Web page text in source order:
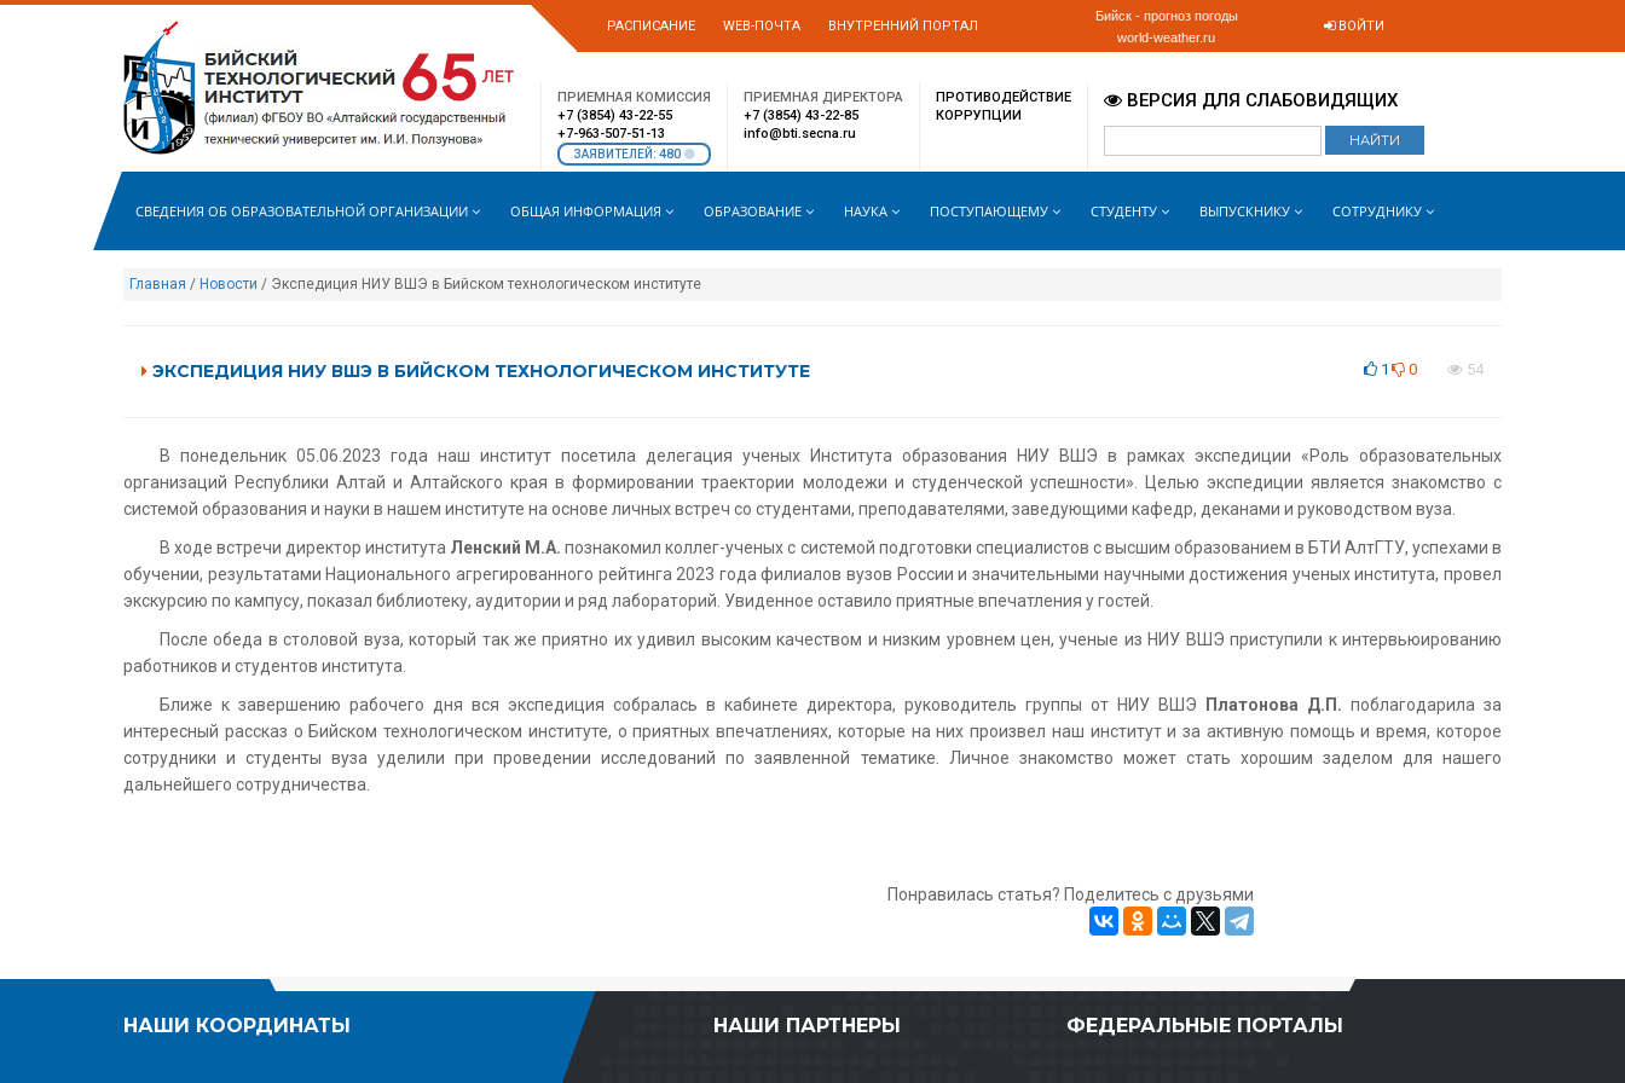
РАСПИСАНИЕ WEB-ПОЧТА ВНУТРЕННИЙ ПОРТАЛ
Бийск - прогноз погоды
world-weather.ru
ВОЙТИ
ПРИЕМНАЯ КОМИССИЯ
+7 (3854) 43-22-55
+7-963-507-51-13
ЗАЯВИТЕЛЕЙ: 480
ПРИЕМНАЯ ДИРЕКТОРА
+7 (3854) 43-22-85
info@bti.secna.ru
ПРОТИВОДЕЙСТВИЕ
КОРРУПЦИИ
ВЕРСИЯ ДЛЯ СЛАБОВИДЯЩИХ
СВЕДЕНИЯ ОБ ОБРАЗОВАТЕЛЬНОЙ ОРГАНИЗАЦИИ ОБЩАЯ ИНФОРМАЦИЯ ОБРАЗОВАНИЕ НАУКА ПОСТУПАЮЩЕМУ СТУДЕНТУ ВЫПУСКНИКУ СОТРУДНИКУ
Главная / Новости / Экспедиция НИУ ВШЭ в Бийском технологическом институте
ЭКСПЕДИЦИЯ НИУ ВШЭ В БИЙСКОМ ТЕХНОЛОГИЧЕСКОМ ИНСТИТУТЕ 1 0 54
В понедельник 05.06.2023 года наш институт посетила делегация ученых Института образования НИУ ВШЭ в рамках экспедиции «Роль образовательных
организаций Республики Алтай и Алтайского края в формировании траектории молодежи и студенческой успешности». Целью экспедиции является знакомство с
системой образования и науки в нашем институте на основе личных встреч со студентами, преподавателями, заведующими кафедр, деканами и руководством вуза.
В ходе встречи директор института Ленский М.А. познакомил коллег-ученых с системой подготовки специалистов с высшим образованием в БТИ АлтГТУ, успехами в
обучении, результатами Национального агрегированного рейтинга 2023 года филиалов вузов России и значительными научными достижения ученых института, провел
экскурсию по кампусу, показал библиотеку, аудитории и ряд лабораторий. Увиденное оставило приятные впечатления у гостей.
После обеда в столовой вуза, который так же приятно их удивил высоким качеством и низким уровнем цен, ученые из НИУ ВШЭ приступили к интервьюированию
работников и студентов института.
Ближе к завершению рабочего дня вся экспедиция собралась в кабинете директора, руководитель группы от НИУ ВШЭ
Платонова Д.П. поблагодарила за
интересный рассказ о Бийском технологическом институте, о приятных впечатлениях, которые на них произвел наш институт и за активную помощь и время, которое
сотрудники и студенты вуза уделили при проведении исследований по заявленной тематике. Личное знакомство может стать хорошим заделом для нашего
дальнейшего сотрудничества.
Понравилась статья? Поделитесь с друзьями
НАШИ КООРДИНАТЫ НАШИ ПАРТНЕРЫ ФЕДЕРАЛЬНЫЕ ПОРТАЛЫ